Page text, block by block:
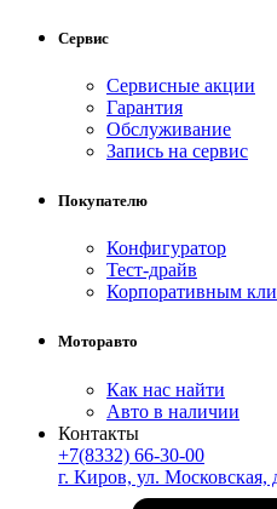
Сервис
Сервисные акции
Гарантия
Обслуживание
Запись на сервис
Покупателю
Конфигуратор
Тест-драйв
Корпоративным
Моторавто
Как нас найти
Авто в наличии
Контакты
+7(8332) 66-30-00
г. Киров, ул. Московская,